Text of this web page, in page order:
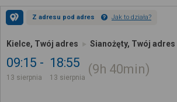
Z adresu pod adres Jak to działa?
Kielce, Twój adres Sianożęty, Twój adres
09:15
13 sierpnia
18:55
13 sierpnia
9h 40min